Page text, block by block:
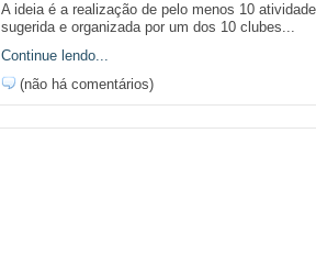
A ideia é a realização de pelo menos 10
sugerida e organizada por um dos 10 clubes...
Continue lendo...
(não há comentários)